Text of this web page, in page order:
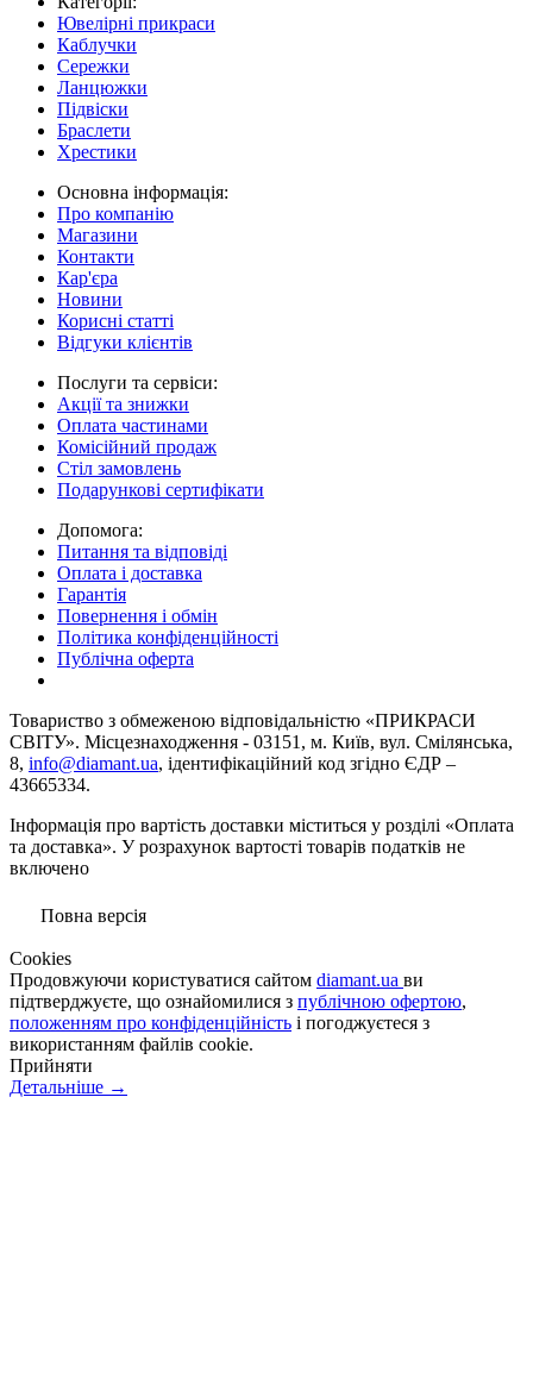
Ювелірні прикраси
Каблучки
Сережки
Ланцюжки
Підвіски
Браслети
Хрестики
Основна інформація:
Про компанію
Магазини
Контакти
Кар'єра
Новини
Корисні статті
Відгуки клієнтів
Послуги та сервіси:
Акції та знижки
Оплата частинами
Комісійний продаж
Стіл замовлень
Подарункові сертифікати
Допомога:
Питання та відповіді
Оплата і доставка
Гарантія
Повернення і обмін
Політика конфіденційності
Публічна оферта
Товариство з обмеженою вiдповiдальнiстю «ПРИКРАСИ
СВІТУ». Місцезнаходження - 03151, м. Київ, вул. Смілянська,
8, info@diamant.ua, ідентифікаційний код згідно ЄДР –
43665334.
Інформація про вартість доставки міститься у розділі «Оплата
та доставка». У розрахунок вартості товарів податків не
включено
Повна версія
Сookies
Продовжуючи користуватися сайтом diamant.ua ви
підтверджуєте, що ознайомилися з публічною офертою,
положенням про конфіденційність і погоджуєтеся з
використанням файлів cookie.
Прийняти
Детальніше →